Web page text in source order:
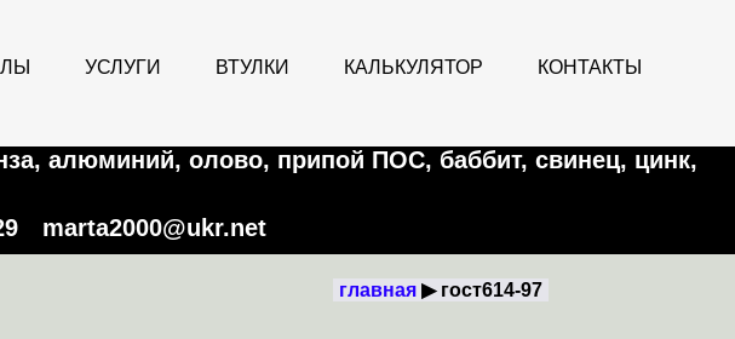
УСЛУГИ ВТУЛКИ КАЛЬКУЛЯТОР КОНТАКТЫ
алюминий, олово, припой ПОС, баббит, свинец, цинк,
marta2000@ukr.net
главная гост614-97